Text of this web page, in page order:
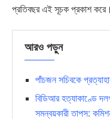
প্রতিবছর এই সূচক প্রকাশ করে।
আরও পড়ুন
পাঁচজন সচিবকে
বিডিআর হত্যাকাণ্ডে
সমন্বয়কারী তাপস: